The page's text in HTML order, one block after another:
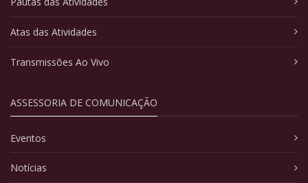
Atas das Atividades
Transmissões Ao Vivo
ASSESSORIA DE COMUNICAÇÃO
Eventos
Notícias